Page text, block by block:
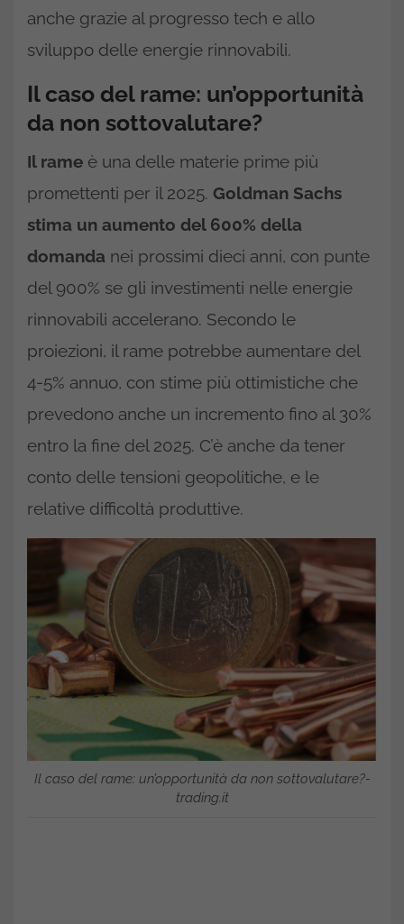
anche grazie al progresso tech e allo
sviluppo delle energie rinnovabili.
Il caso del rame: un’opportunità
da non sottovalutare?
Il rame è una delle materie prime più
promettenti per il 2025. Goldman Sachs
stima un aumento del 600% della
domanda nei prossimi dieci anni, con punte
del 900% se gli investimenti nelle energie
rinnovabili accelerano. Secondo le
proiezioni, il rame potrebbe aumentare del
4-5% annuo, con stime più ottimistiche che
prevedono anche un incremento fino al 30%
entro la fine del 2025. C’è anche da tener
conto delle tensioni geopolitiche, e le
relative difficoltà produttive.
Il caso del rame: un’opportunità da non sottovalutare?-
trading.it